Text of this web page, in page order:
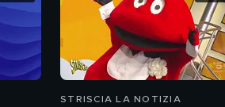
STRISCIA LA NOTIZIA